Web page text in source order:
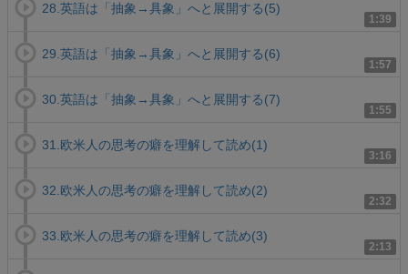
1:39
28.英語は「抽象→具象」へと展開する(5)
1:57
29.英語は「抽象→具象」へと展開する(6)
1:55
30.英語は「抽象→具象」へと展開する(7)
3:16
31.欧米人の思考の癖を理解して読め(1)
2:32
32.欧米人の思考の癖を理解して読め(2)
2:13
33.欧米人の思考の癖を理解して読め(3)